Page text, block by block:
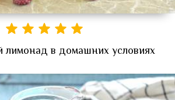
лимонад в домашних условиях